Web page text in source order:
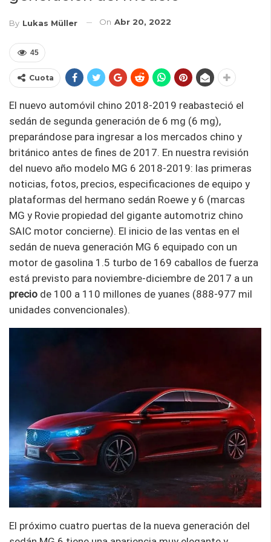
By Lukas Müller On Abr 20, 2022
45
Cuota
El nuevo automóvil chino 2018-2019 reabasteció el
sedán de segunda generación de 6 mg (6 mg),
preparándose para ingresar a los mercados chino y
británico antes de fines de 2017. En nuestra revisión
del nuevo año modelo MG 6 2018-2019: las primeras
noticias, fotos, precios, especificaciones de equipo y
plataformas del hermano sedán Roewe y 6 (marcas
MG y Rovie propiedad del gigante automotriz chino
SAIC motor concierne). El inicio de las ventas en el
sedán de nueva generación MG 6 equipado con un
motor de gasolina 1.5 turbo de 169 caballos de fuerza
está previsto para noviembre-diciembre de 2017 a un
precio de 100 a 110 millones de yuanes (888-977 mil
unidades convencionales).
El próximo cuatro puertas de la nueva generación del